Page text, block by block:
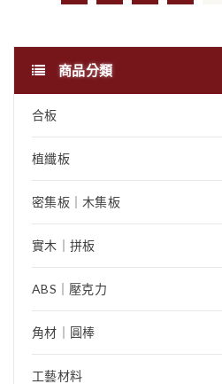
商品分類
合板
植纖板
密集板｜木集板
實木｜拼板
ABS｜壓克力
角材｜圓棒
工藝材料